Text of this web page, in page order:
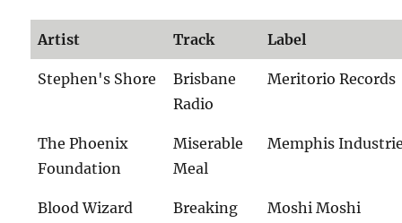
Artist Track Label
Stephen's Shore
Brisbane
Radio
Meritorio Records
The Phoenix
Foundation
Miserable
Meal
Memphis
Blood Wizard
Breaking
Moshi Moshi